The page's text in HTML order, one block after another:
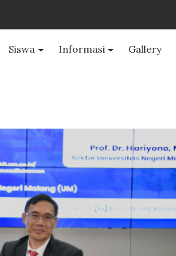
Siswa Informasi Gallery